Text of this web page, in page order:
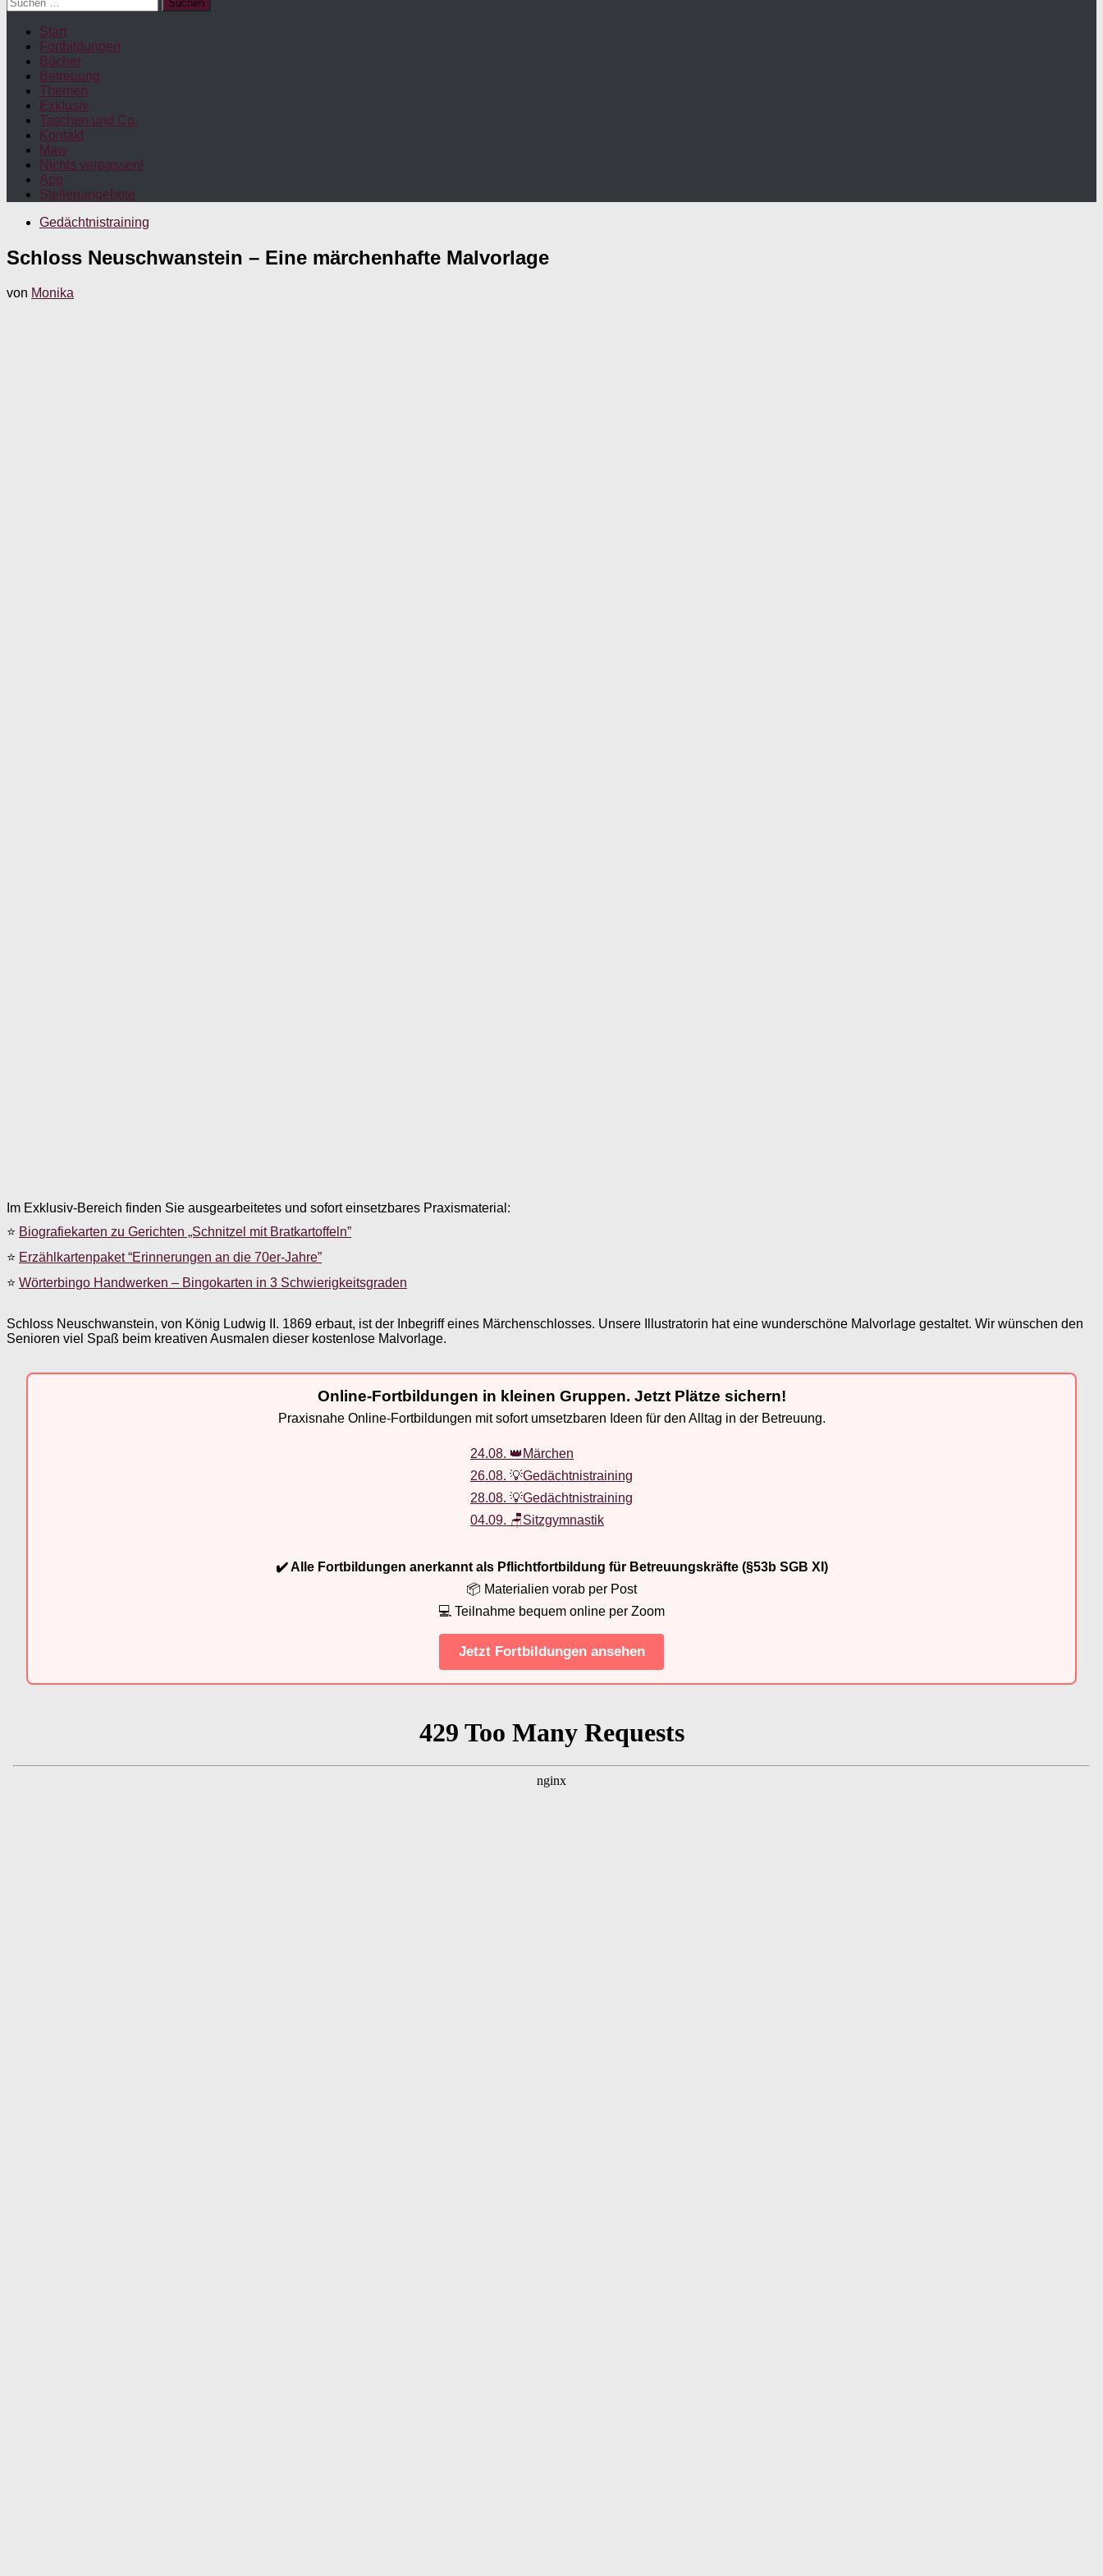
nach:
Start
Fortbildungen
Bücher
Betreuung
Themen
Exklusiv
Taschen und Co.
Kontakt
Maw
Nichts verpassen!
App
Stellenangebote
Gedächtnistraining
Schloss Neuschwanstein – Eine märchenhafte Malvorlage
von Monika
Im Exklusiv-Bereich finden Sie ausgearbeitetes und sofort einsetzbares Praxismaterial:
⭐ Biografiekarten zu Gerichten „Schnitzel mit Bratkartoffeln”
⭐ Erzählkartenpaket “Erinnerungen an die 70er-Jahre”
⭐ Wörterbingo Handwerken – Bingokarten in 3 Schwierigkeitsgraden
Schloss Neuschwanstein, von König Ludwig II. 1869 erbaut, ist der Inbegriff eines Märchenschlosses. Unsere Illustratorin hat eine wunderschöne Malvorlage gestaltet. Wir wünschen den
Senioren viel Spaß beim kreativen Ausmalen dieser kostenlose Malvorlage.
Online-Fortbildungen in kleinen Gruppen. Jetzt Plätze sichern!
Praxisnahe Online-Fortbildungen mit sofort umsetzbaren Ideen für den Alltag in der Betreuung.
24.08. 👑Märchen
26.08. 💡Gedächtnistraining
28.08. 💡Gedächtnistraining
04.09. 🪑Sitzgymnastik
✔️ Alle Fortbildungen anerkannt als Pflichtfortbildung für Betreuungskräfte (§53b SGB XI)
📦 Materialien vorab per Post
💻 Teilnahme bequem online per Zoom
Jetzt Fortbildungen ansehen